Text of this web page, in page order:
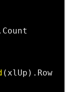
(xlUp).Row